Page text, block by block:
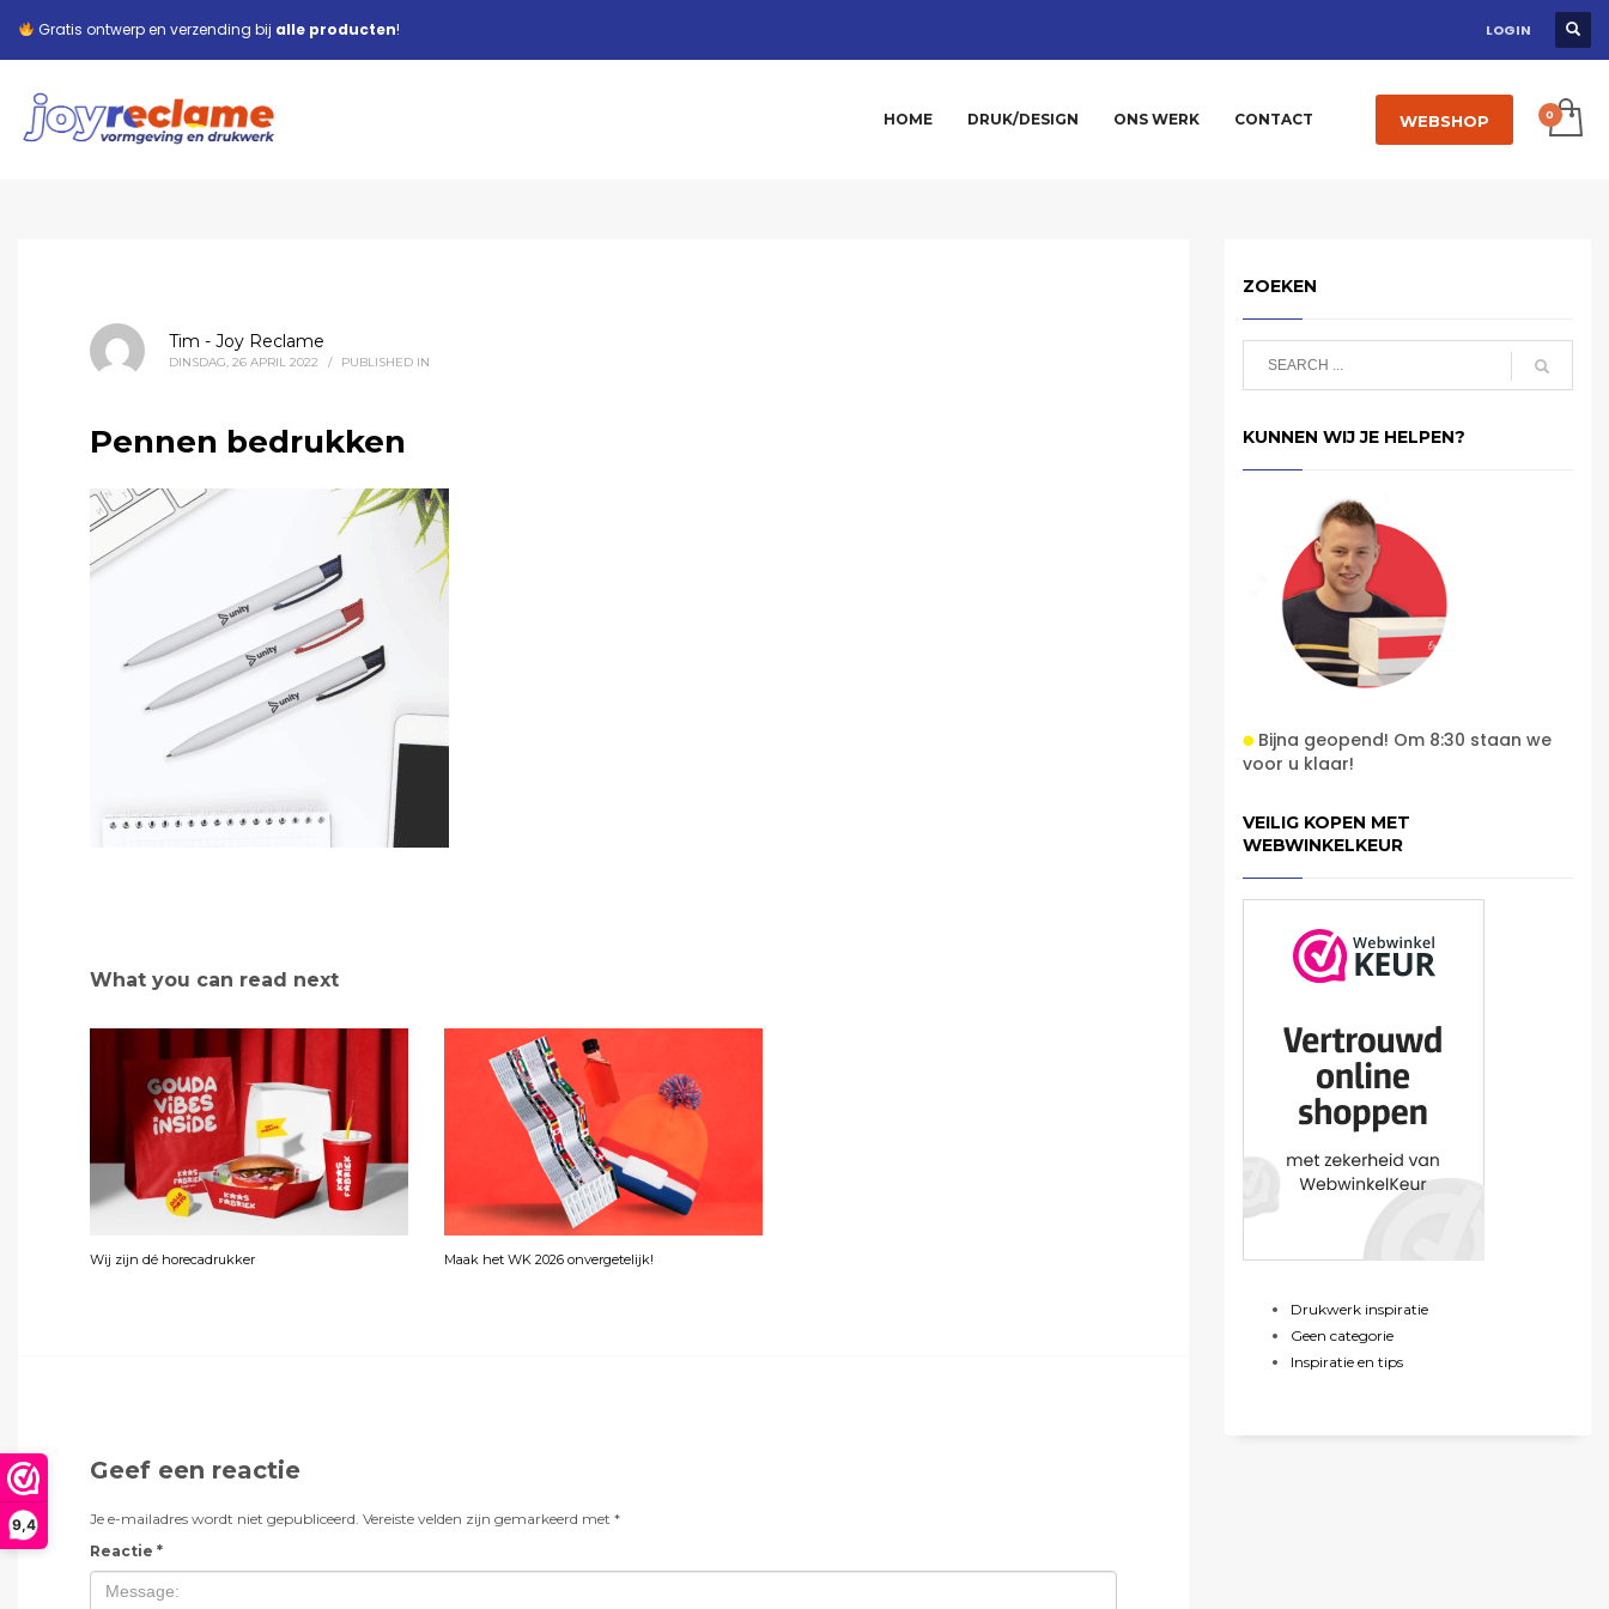
9,4
Gratis ontwerp en verzending bij alle producten! LOGIN
HOME DRUK/DESIGN ONS WERK CONTACT WEBSHOP
Tim - Joy Reclame
DINSDAG, 26 APRIL 2022 / PUBLISHED IN
Pennen bedrukken
What you can read next
Wij zijn dé horecadrukker Maak het WK 2026 onvergetelijk!
Geef een reactie
Je e-mailadres wordt niet gepubliceerd. Vereiste velden zijn gemarkeerd met *
Reactie *
ZOEKEN
KUNNEN WIJ JE HELPEN?
Bijna geopend! Om 8:30 staan we
voor u klaar!
VEILIG KOPEN MET
WEBWINKELKEUR
Drukwerk inspiratie
Geen categorie
Inspiratie en tips